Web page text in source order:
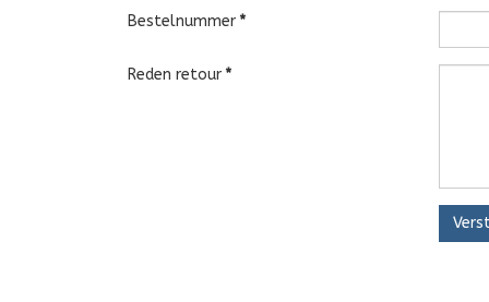
Bestelnummer *
Reden retour *